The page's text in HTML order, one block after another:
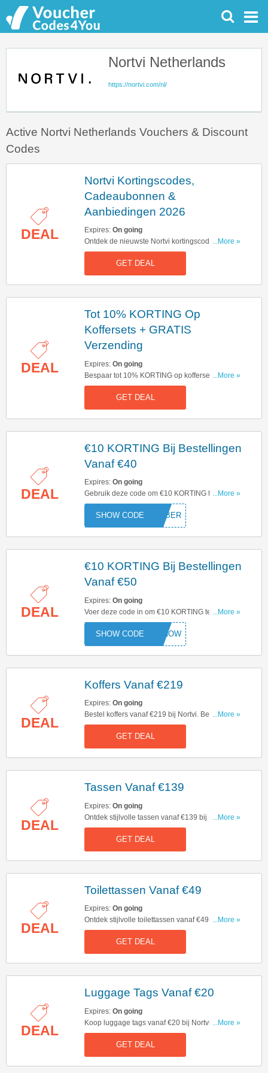
Nortvi Netherlands
https://nortvi.com/nl/
Active Nortvi Netherlands Vouchers & Discount
Codes
DEAL
Nortvi Kortingscodes,
Cadeaubonnen &
Aanbiedingen 2026
Expires: On going
Ontdek de nieuwste Nortvi kortingscodes,
vouchers & aanbiedingen van 2026. Vind ze
...More »
GET DEAL
DEAL
Tot 10% KORTING Op
Koffersets + GRATIS
Verzending
Expires: On going
Bespaar tot 10% KORTING op koffersets &
profiteer van GRATIS verzending op alle
bestellingen. Shop nu en bespaar!
...More »
GET DEAL
DEAL
€10 KORTING Bij Bestellingen
Vanaf €40
Expires: On going
Gebruik deze code om €10 KORTING te krijgen
bij bestellingen vanaf €40. Klik hier om te
beginnen met besparen!
...More »
MEMBER
DEAL
€10 KORTING Bij Bestellingen
Vanaf €50
Expires: On going
Voer deze code in om €10 KORTING te krijgen
op bestellingen vanaf €50. Wees snel en voer nu
...More »
10NOW
DEAL
Koffers Vanaf €219
Expires: On going
Bestel koffers vanaf €219 bij Nortvi. Begin nu met
bestellen!
...More »
GET DEAL
DEAL
Tassen Vanaf €139
Expires: On going
Ontdek stijlvolle tassen vanaf €139 bij Nortvi.
Bekijk ze!
...More »
GET DEAL
DEAL
Toilettassen Vanaf €49
Expires: On going
Ontdek stijlvolle toilettassen vanaf €49 bij Nortvi.
Begin nu met shoppen!
...More »
GET DEAL
DEAL
Luggage Tags Vanaf €20
Expires: On going
Koop luggage tags vanaf €20 bij Nortvi. Klik hier
om nu te shoppen!
...More »
GET DEAL